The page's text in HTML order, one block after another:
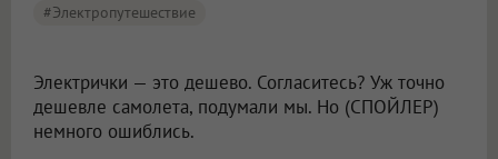
#электропутешествие
Электрички — это дешево. Согласитесь? Уж точно
дешевле самолета, подумали мы. Но (СПОЙЛЕР)
немного ошиблись.